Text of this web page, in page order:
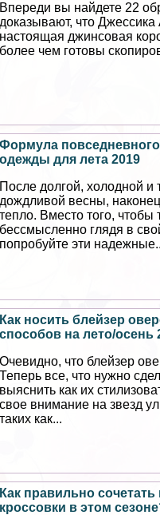
Впереди вы найдете 22
доказывают, что Джессика
настоящая джинсовая
более чем готовы
Формула
одежды для лета 2019
После долгой, холодной и
дождливой весны,
тепло. Вместо того, чтобы
бессмысленно глядя в
попробуйте эти
Как носить блейзер
способов на лето/осень
Очевидно, что блейзер
Теперь все, что нужно
выяснить как их
свое внимание на звезд
таких как...
Как правильно сочетать
кроссовки в этом